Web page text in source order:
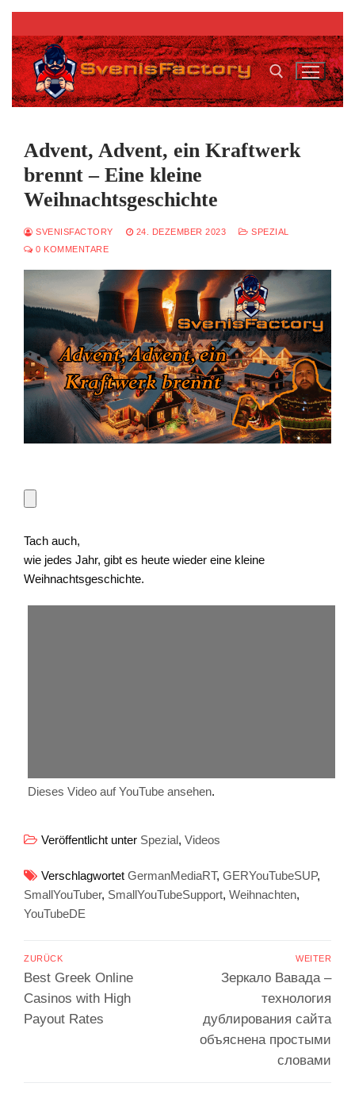
Zum
Inhalt
springen
Advent, Advent, ein Kraftwerk
brennt – Eine kleine
Weihnachtsgeschichte
SVENISFACTORY 24. DEZEMBER 2023
SPEZIAL
0 KOMMENTARE
Tach auch,
wie jedes Jahr, gibt es heute wieder eine kleine
Weihnachtsgeschichte.
Dieses Video auf YouTube ansehen.
Veröffentlicht unter Spezial, Videos
Verschlagwortet GermanMediaRT, GERYouTubeSUP,
SmallYouTuber, SmallYouTubeSupport, Weihnachten,
YouTubeDE
Beitragsnavigation
ZURÜCK
Vorheriger
Beitrag:
Best Greek Online
Casinos with High
Payout Rates
WEITER
Nächster
Зеркало Вавада –
технология
дублирования сайта
объяснена простыми
словами